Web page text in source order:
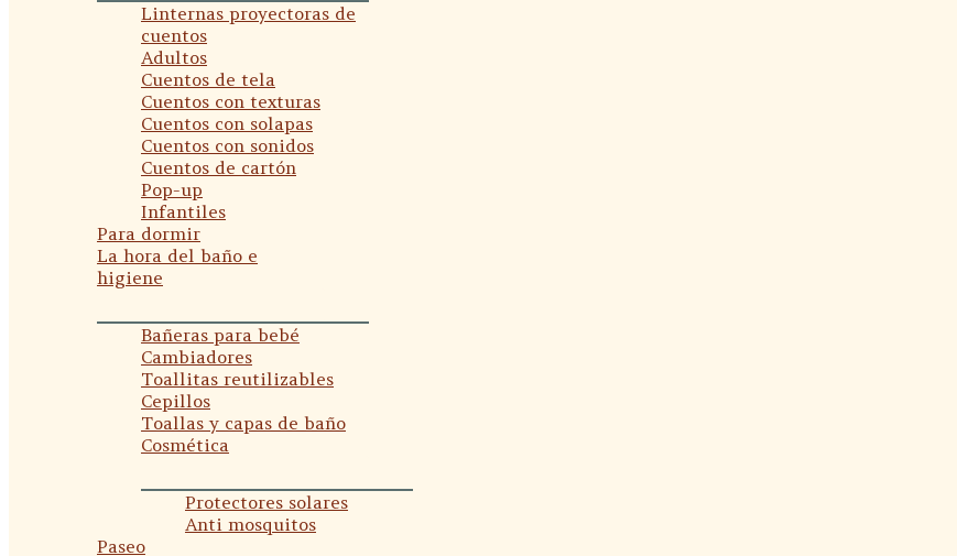
Linternas proyectoras de
cuentos
Adultos
Cuentos de tela
Cuentos con texturas
Cuentos con solapas
Cuentos con sonidos
Cuentos de cartón
Pop-up
Infantiles
Para dormir
La hora del baño e
higiene
Bañeras para bebé
Cambiadores
Toallitas reutilizables
Cepillos
Toallas y capas de baño
Cosmética
Protectores solares
Anti mosquitos
Paseo